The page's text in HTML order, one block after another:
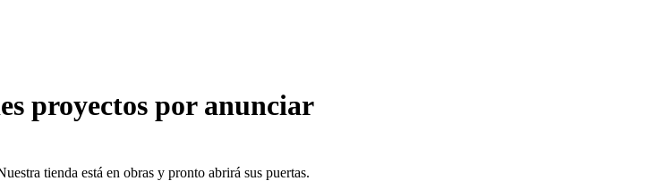
proyectos por anunciar
tienda está en obras y pronto abrirá sus puertas.